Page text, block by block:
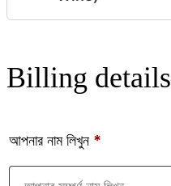
Billing details
আপনার নাম লিখুন *